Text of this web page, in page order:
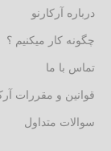
درباره آرکارنو
چگونه کار میکنیم ؟
تماس با ما
قوانین و مقررات
سوالات متداول